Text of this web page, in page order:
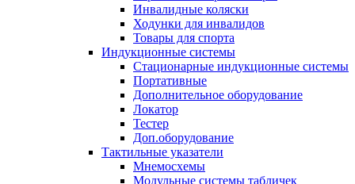
Инвалидные коляски
Ходунки для инвалидов
Товары для спорта
Индукционные системы
Стационарные индукционные системы
Портативные
Дополнительное оборудование
Локатор
Тестер
Доп.оборудование
Тактильные указатели
Мнемосхемы
Модульные системы табличек